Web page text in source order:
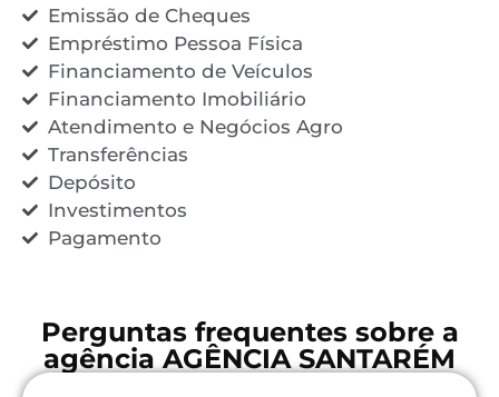
Emissão de Cheques
Empréstimo Pessoa Física
Financiamento de Veículos
Financiamento Imobiliário
Atendimento e Negócios Agro
Transferências
Depósito
Investimentos
Pagamento
Perguntas frequentes sobre a
agência AGÊNCIA SANTARÉM